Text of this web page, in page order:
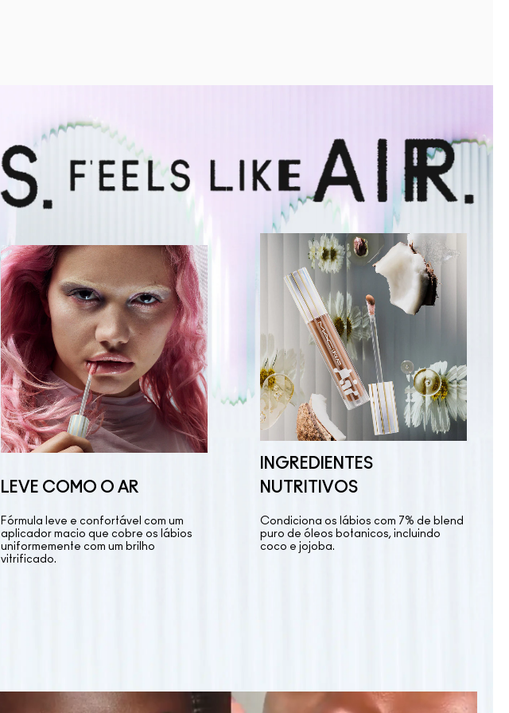
LEVE COMO O AR
Fórmula leve e confortável com um
aplicador macio que cobre os lábios
uniformemente com um brilho
vitrificado.
INGREDIENTES
NUTRITIVOS
Condiciona os lábios com 7% de blend
puro de óleos botanicos, incluindo
coco e jojoba.